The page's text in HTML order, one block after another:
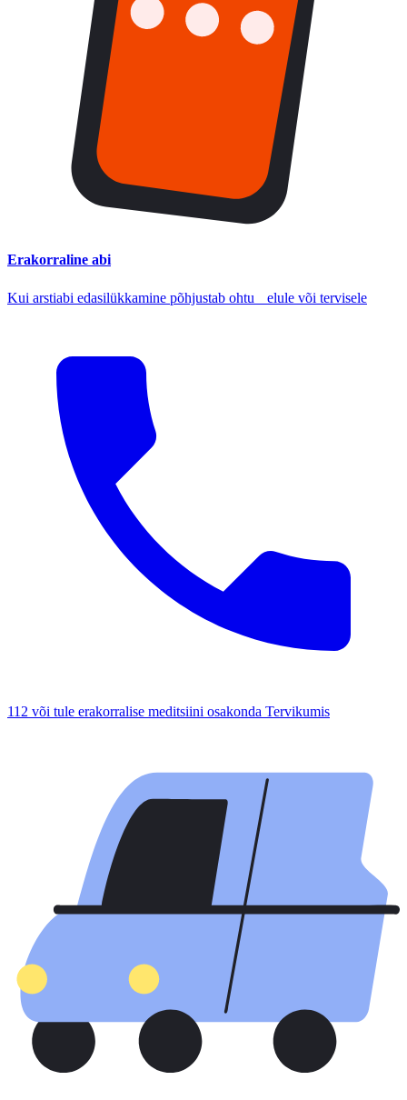
Erakorraline abi
Kui arstiabi edasilükkamine põhjustab ohtu elule või tervisele
112 või tule erakorralise meditsiini osakonda Tervikumis